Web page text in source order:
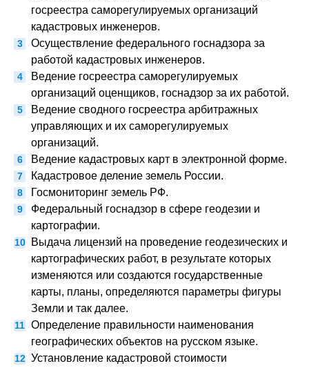
госреестра саморегулируемых организаций
кадастровых инженеров.
Осуществление федерального госнадзора за
работой кадастровых инженеров.
Ведение госреестра саморегулируемых
организаций оценщиков, госнадзор за их работой.
Ведение сводного госреестра арбитражных
управляющих и их саморегулируемых
организаций.
Ведение кадастровых карт в электронной форме.
Кадастровое деление земель России.
Госмониторинг земель РФ.
Федеральный госнадзор в сфере геодезии и
картографии.
Выдача лицензий на проведение геодезических и
картографических работ, в результате которых
изменяются или создаются государственные
карты, планы, определяются параметры фигуры
Земли и так далее.
Определение правильности наименования
географических объектов на русском языке.
Установление кадастровой стоимости